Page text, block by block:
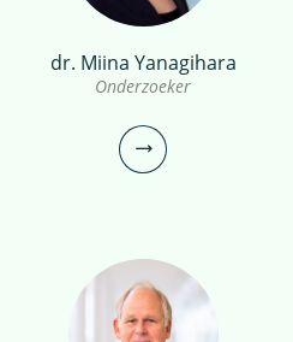
dr.ir. Erwin Roex
Senior onderzoeker
Projectmanager
030-6069728
erwin.roex@kwrwater.nl
dr. Miina Yanagihara
Onderzoeker